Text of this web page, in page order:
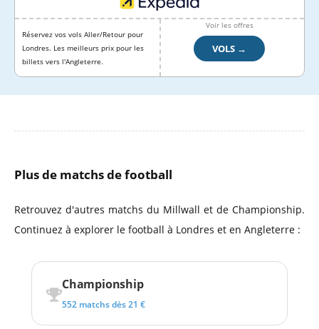
Réservez vos vols Aller/Retour pour
Londres. Les meilleurs prix pour les
billets vers l'Angleterre.
Voir les offres
VOLS →
Plus de matchs de football
Retrouvez d'autres matchs du Millwall et de Championship.
Continuez à explorer le football à Londres et en Angleterre :
Championship
552 matchs dès 21 €